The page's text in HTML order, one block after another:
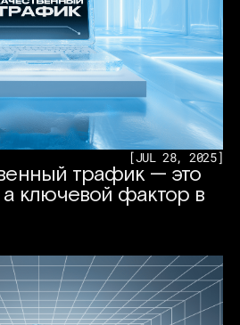
[JUL 28, 2025]
трафик — это
а ключевой фактор в